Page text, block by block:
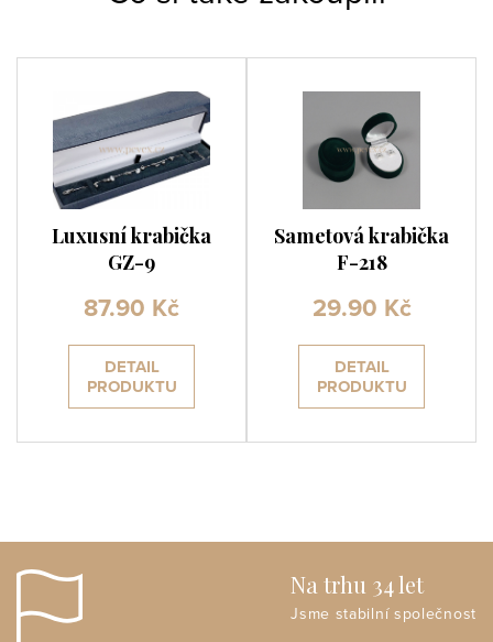
Luxusní krabička
GZ-9
87.90 Kč
DETAIL
PRODUKTU
Sametová krabička
F-218
29.90 Kč
DETAIL
PRODUKTU
Na trhu 34 let
Jsme stabilní společnost